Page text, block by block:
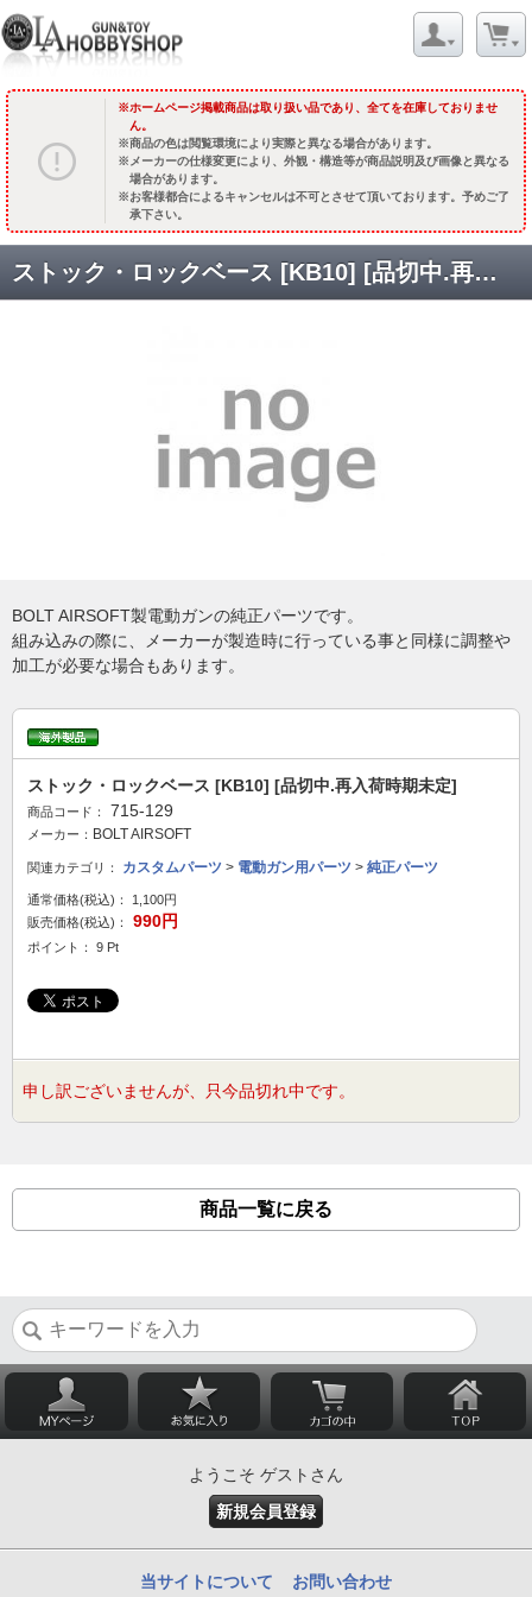
ホームページ掲載商品は取り扱い品であり、全てを在庫しておりませ
ん。
商品の色は閲覧環境により実際と異なる場合があります。
メーカーの仕様変更により、外観・構造等が商品説明及び画像と異なる
場合があります。
お客様都合によるキャンセルは不可とさせて頂いております。予めご了
承下さい。
ストック・ロックベース [KB10] [品切中.再入荷時期未定]
BOLT AIRSOFT製電動ガンの純正パーツです。
組み込みの際に、メーカーが製造時に行っている事と同様に調整や
加工が必要な場合もあります。
ストック・ロックベース [KB10] [品切中.再入荷時期未定]
商品コード： 715-129
メーカー： BOLT AIRSOFT
関連カテゴリ： カスタムパーツ > 電動ガン用パーツ > 純正パーツ
通常価格(税込)：
1,100円
販売価格(税込)：
990円
ポイント： 9 Pt
申し訳ございませんが、只今品切れ中です。
商品一覧に戻る
ようこそ ゲストさん
新規会員登録
当サイトについて お問い合わせ